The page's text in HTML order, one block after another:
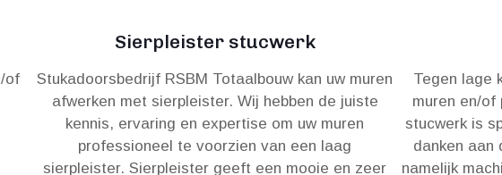
of
Sierpleister stucwerk
Stukadoorsbedrijf RSBM Totaalbouw kan uw muren
afwerken met sierpleister. Wij hebben de juiste
kennis, ervaring en expertise om uw muren
professioneel te voorzien van een laag
sierpleister. Sierpleister geeft een mooie en zeer
Tegen lage
muren en/
stucwerk is
danken aan
namelijk